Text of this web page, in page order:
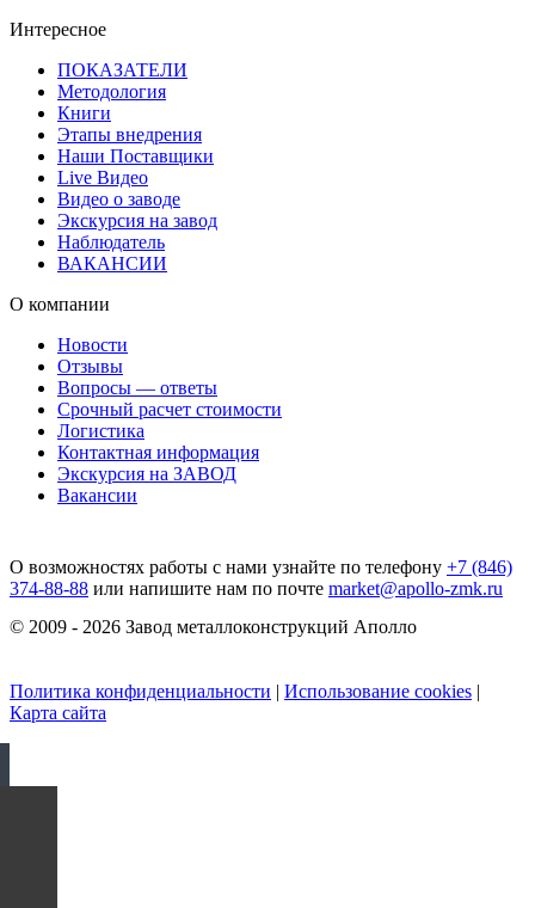
Интересное
ПОКАЗАТЕЛИ
Методология
Книги
Этапы внедрения
Наши Поставщики
Live Видео
Видео о заводе
Экскурсия на завод
Наблюдатель
ВАКАНСИИ
О компании
Новости
Отзывы
Вопросы — ответы
Срочный расчет стоимости
Логистика
Контактная информация
Экскурсия на ЗАВОД
Вакансии
О возможностях работы с нами узнайте по телефону +7 (846)
374-88-88 или напишите нам по почте market@apollo-zmk.ru
© 2009 - 2026 Завод металлоконструкций Аполло
Политика конфиденциальности | Использование cookies |
Карта сайта